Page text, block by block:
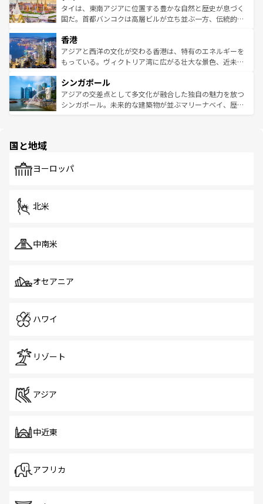
わってみてほしい。 なお、新着の韓国情報はコンテンツ一
覧を参照してほしい。
ーチミン市のフランス統治時代の建物も、独特の雰囲気を
醸し出している。また、バラエティの豊かさとおいしさで
とつ。フォーやバインミー、ベトナムコーヒーなどは、ぜ
ひ現地で味わいたい。どの地域を訪れてもあたたかい人々
が旅行者を迎えてくれるので、きっと忘れられない旅にな
参照してほしい。
タイは、東南アジアに位置する豊かな自然と歴史が息づく
国だ。首都バンコクは高層ビルが立ち並ぶ一方、伝統的な
の活気が交差している。北部ではチェンマイなどの山岳地
帯で自然と触れ合い、南部ではプーケットやクラビの美し
いビーチでリゾート気分を楽しむことができる。タイ料理
激する。気候は一年中温暖で、どの季節にも異なる楽しみ
が待っている。親しみやすいタイの人々、仏教を中心とし
た文化、そして多様な観光資源が、訪れる旅人を魅了し続
香港
アジアと西洋の文化が交わる香港は、特有のエネルギーを
もっている。ヴィクトリア湾に広がる壮大な景色、近未来
み、どこを訪れても感動するはず。観光スポットが密集し
ており、効率よく見どころを回れるのも魅力。息をのむよ
うな絶景から文化的な体験まで、香港を存分に楽しみ尽く
シンガポール
アジアの交差点として多文化が融合した独自の魅力を放つ
シンガポール。未来的な建築物が並ぶマリーナベイ、歴史
で、ホーカーズは地元の風情を楽しめる外せないスポット
国と地域
ヨーロッパ
北米
中南米
オセアニア
ハワイ
リゾート
アジア
中近東
アフリカ